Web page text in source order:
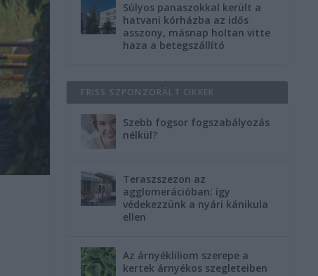
Súlyos panaszokkal került a
hatvani kórházba az idős
asszony, másnap holtan vitte
haza a betegszállító
FRISS SZPONZORÁLT CIKKEK
Szebb fogsor fogszabályozás
nélkül?
Teraszszezon az
agglomerációban: így
védekezzünk a nyári kánikula
ellen
Az árnyékliliom szerepe a
kertek árnyékos szegleteiben